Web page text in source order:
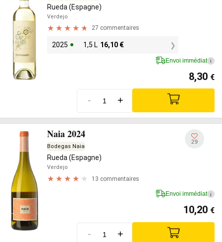
Rueda (Espagne)
Verdejo
27 commentaires
2025 1,5 L 16,10 €
Envoi immédiat i
8,30 €
- +
Naia 2024
Bodegas Naia
Rueda (Espagne)
Verdejo
13 commentaires
29
Envoi immédiat i
10,20 €
- +